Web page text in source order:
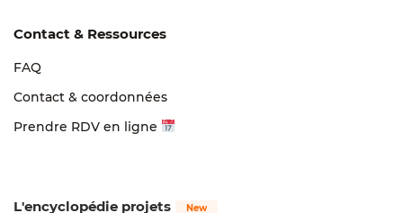
Contact & Ressources
FAQ
Contact & coordonnées
Prendre RDV en ligne
L'encyclopédie projets